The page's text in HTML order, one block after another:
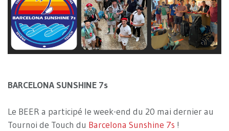
BARCELONA SUNSHINE 7s
Le BEER a participé le week-end du 20 mai dernier au
Tournoi de Touch du Barcelona Sunshine 7s !